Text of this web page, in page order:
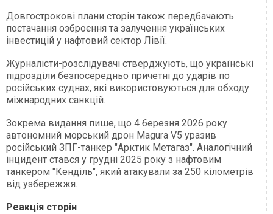
Довгострокові плани сторін також передбачають
постачання озброєння та залучення українських
інвестицій у нафтовий сектор Лівії.
Журналісти-розслідувачі стверджують, що українські
підрозділи безпосередньо причетні до ударів по
російських суднах, які використовуються для обходу
міжнародних санкцій.
Зокрема видання пише, що 4 березня 2026 року
автономний морський дрон Magura V5 уразив
російський ЗПГ-танкер "Арктик Метагаз". Аналогічний
інцидент стався у грудні 2025 року з нафтовим
танкером "Кенділь", який атакували за 250 кілометрів
від узбережжя.
Реакція сторін